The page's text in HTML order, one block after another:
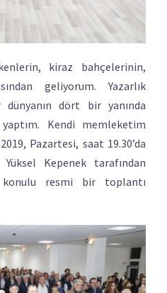
kiraz bahçelerinin,
geliyorum. Yazarlık
dünyanın dört bir yanında
Kendi memleketim
Pazartesi, saat 19.30’da
Kepenek tarafından
konulu resmi bir toplantı